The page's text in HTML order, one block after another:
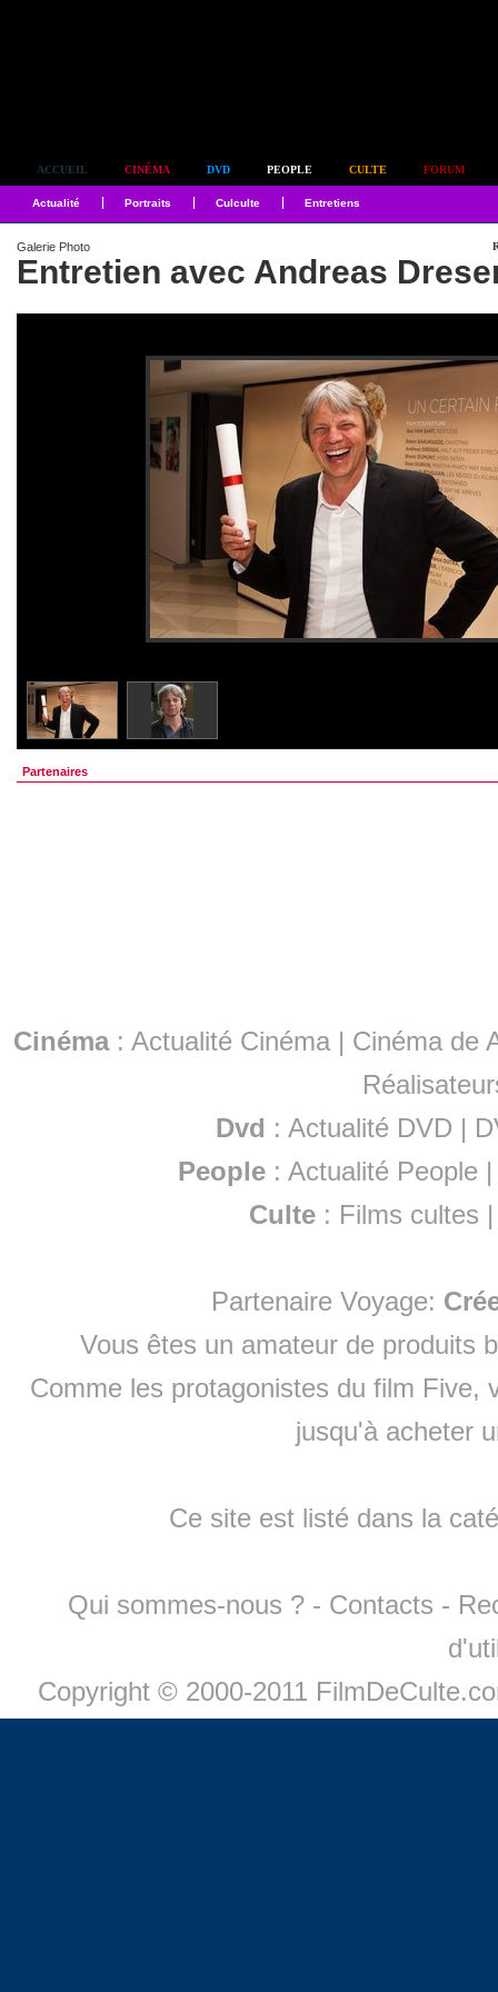
ACCUEIL CINÉMA DVD PEOPLE CULTE FORUM
Actualité Portraits Culculte Entretiens
Galerie Photo
Entretien avec Andreas
Partenaires
Cinéma: Actualité Cinéma | Cinéma de
Dvd : Actualité DVD |
People :Actualité People
Culte : Films cultes
Partenaire Voyage:
Vous êtes un amateur de produits
Comme les protagonistes du film Five,
jusqu'à acheter
Ce site est listé dans la
Qui sommes-nous ? - Contacts -
Copyright © 2000-2011